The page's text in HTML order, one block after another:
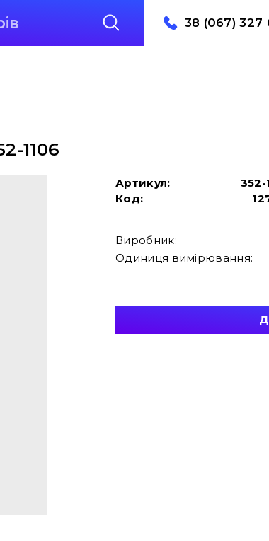
38 (067) 327
1106
Артикул:
352-
Код:
Виробник:
Одиниця вимірювання: